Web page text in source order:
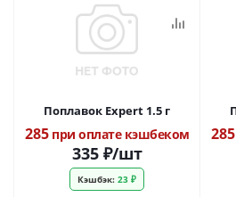
Поплавок Expert 1.5 г
285при оплате кэшбеком
335₽/шт
Кэшбэк: 23 ₽
285